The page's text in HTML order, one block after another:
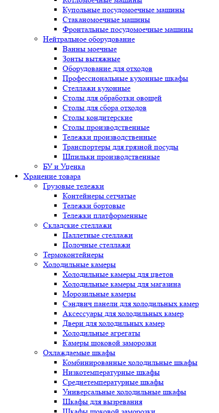
Купольные посудомоечные машины
Стаканомоечные машины
Фронтальные посудомоечные машины
Нейтральное оборудование
Ванны моечные
Зонты вытяжные
Оборудование для отходов
Профессиональные кухонные шкафы
Стеллажи кухонные
Столы для обработки овощей
Столы для сбора отходов
Столы кондитерские
Столы производственные
Тележки производственные
Транспортеры для грязной посуды
Шпильки производственные
БУ и Уценка
Хранение товара
Грузовые тележки
Контейнеры сетчатые
Тележки бортовые
Тележки платформенные
Складские стеллажи
Паллетные стеллажи
Полочные стеллажи
Термоконтейнеры
Холодильные камеры
Холодильные камеры для цветов
Холодильные камеры для магазина
Морозильные камеры
Сэндвич панели для холодильных камер
Аксессуары для холодильных камер
Двери для холодильных камер
Холодильные агрегаты
Камеры шоковой заморозки
Охлаждаемые шкафы
Комбинированные холодильные шкафы
Низкотемпературные шкафы
Среднетемпературные шкафы
Универсальные холодильные шкафы
Шкафы для вызревания